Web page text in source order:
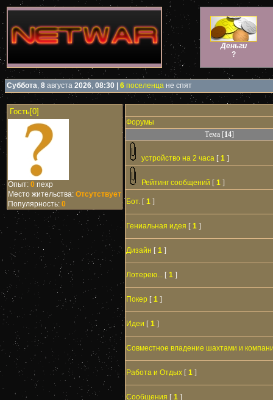
Деньги
?
Суббота, 8 августа 2026, 08:30 6 поселенца не спят
Гость[0]
Опыт: 0 nexp
Место жительства: Отсутствует
Популярность: 0
Форумы
Тема [14]
устройство на 2 часа [ 1 ]
Рейтинг сообщений [ 1 ]
Бот. [ 1 ]
Гениальная идея [ 1 ]
Дизайн [ 1 ]
Лотерею... [ 1 ]
Покер [ 1 ]
Идеи [ 1 ]
Совместное владение шахтами и
Работа и Отдых [ 1 ]
Сообщения [ 1 ]